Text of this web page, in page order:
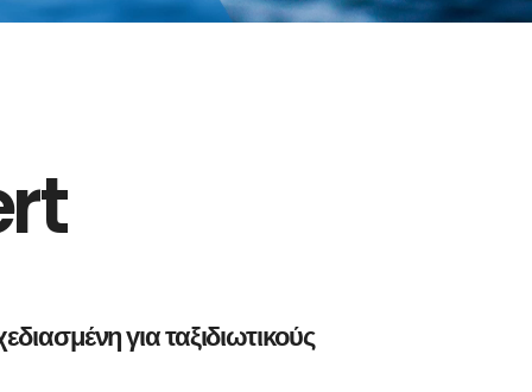
για ταξιδιωτικούς